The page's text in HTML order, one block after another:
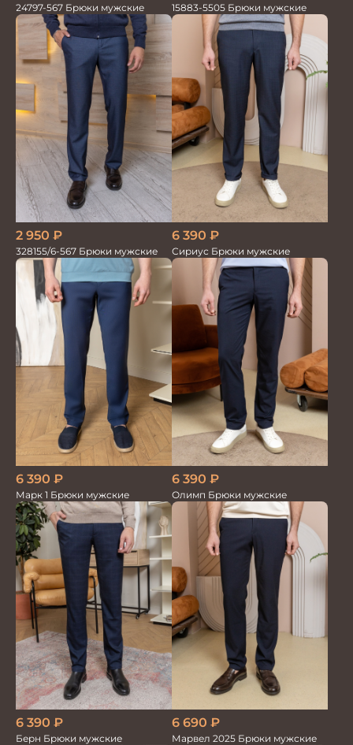
24797-567 Брюки мужские 15883-5505 Брюки мужские
2 950 ₽
328155/6-567 Брюки мужские
6 390 ₽
Сириус Брюки мужские
6 390 ₽
Марк 1 Брюки мужские
6 390 ₽
Олимп Брюки мужские
6 390 ₽
Берн Брюки мужские
6 690 ₽
Марвел 2025 Брюки мужские